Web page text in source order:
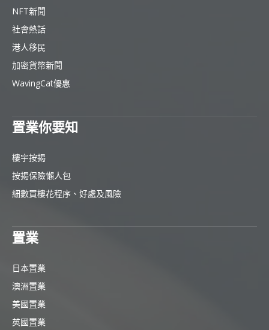
NFT新聞
社會熱話
港人移民
加密貨幣新聞
WavingCat優惠
置業你要知
樓宇按揭
按揭保險懶人包
細數買樓花程序、好處及風險
置業
日本置業
澳洲置業
美國置業
英國置業